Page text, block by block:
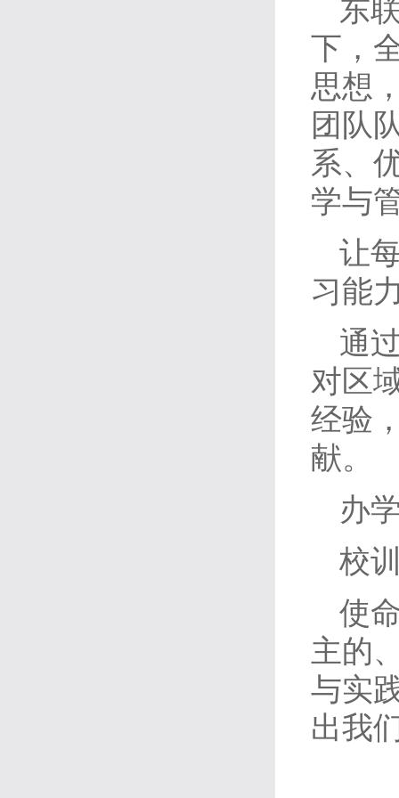
东
下，
思想
团队
系、
学与
让
习能
通
对区
经验
献。
办
校
使
主的
与实
出我